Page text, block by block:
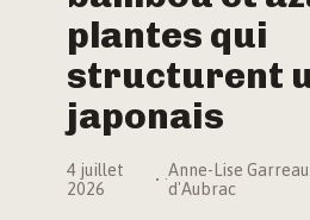
Maison & Déco
plantes qui
structurent
japonais
4 juillet
2026
·Anne-Lise Garreau
d'Aubrac